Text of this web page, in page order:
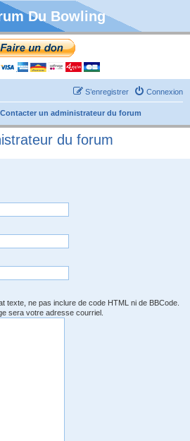
Du Bowling
Connexion
S’enregistrer
Contacter un administrateur du forum
du forum
texte, ne pas inclure de code HTML ni de BBCode.
sera votre adresse courriel.